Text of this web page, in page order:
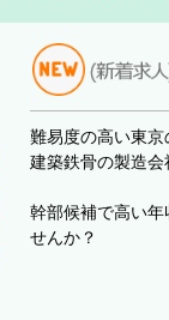
難易度の高い東京
建築鉄骨の製造会
幹部候補で高い
せんか？